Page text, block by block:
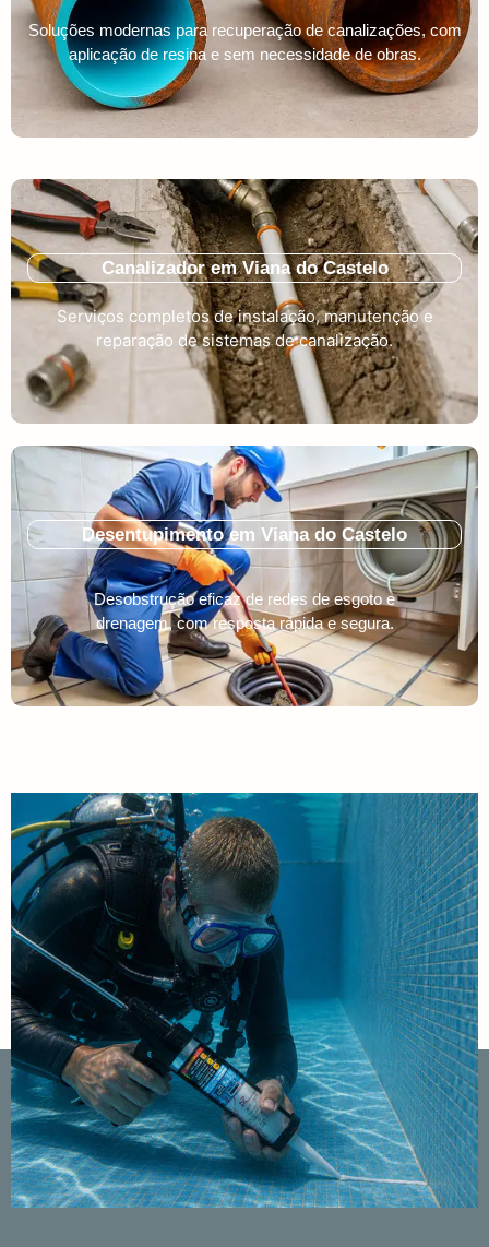
Soluções modernas para recuperação de canalizações, com
aplicação de resina e sem necessidade de obras.
Canalizador em Viana do Castelo
Serviços completos de instalação, manutenção e
reparação de sistemas de canalização.
Desentupimento em Viana do Castelo
Desobstrução eficaz de redes de esgoto e
drenagem, com resposta rápida e segura.